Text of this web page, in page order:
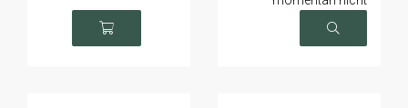
verfügbar